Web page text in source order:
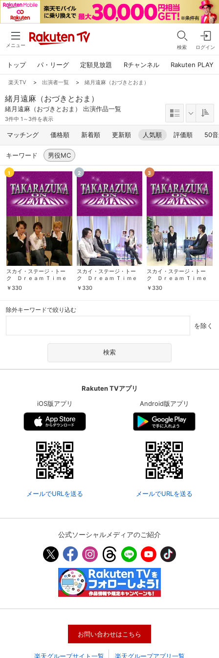
メニュー 検索 ログイン
トップ パ・リーグ 定額見放題 Rチャンネル Rakuten PLAY
楽天TV > 出演者一覧 > 緒月遠麻（おづきとおま）
緒月遠麻（おづきとおま）
緒月遠麻（おづきとおま） 出演作品一覧
3件中 1～3件を表示
マッチング 価格順 新着順 更新順 人気順 評価順 50
キーワード 男役MC
1
スカイ・ステージ・トー
ク Ｄｒｅａｍ Ｔｉｍｅ
「水夏希、凰稀かなめ、緒
月遠麻」
￥ 330
2
スカイ・ステージ・トー
ク Ｄｒｅａｍ Ｔｉｍｅ
「彩吹真央・凰稀かなめ・
緒月遠麻」
￥ 330
3
スカイ・ステージ・トー
ク Ｄｒｅａｍ Ｔｉｍｅ
「音月桂・凰稀かなめ・緒
月遠麻」
￥ 330
除外キーワードで絞り込む
を除く
Rakuten TVアプリ
iOS版アプリ
メールでURLを送る
Android版アプリ
メールでURLを送る
公式ソーシャルメディアのご紹介
お問い合わせはこちら
楽天グループサイト一覧 楽天グループアプリ一覧